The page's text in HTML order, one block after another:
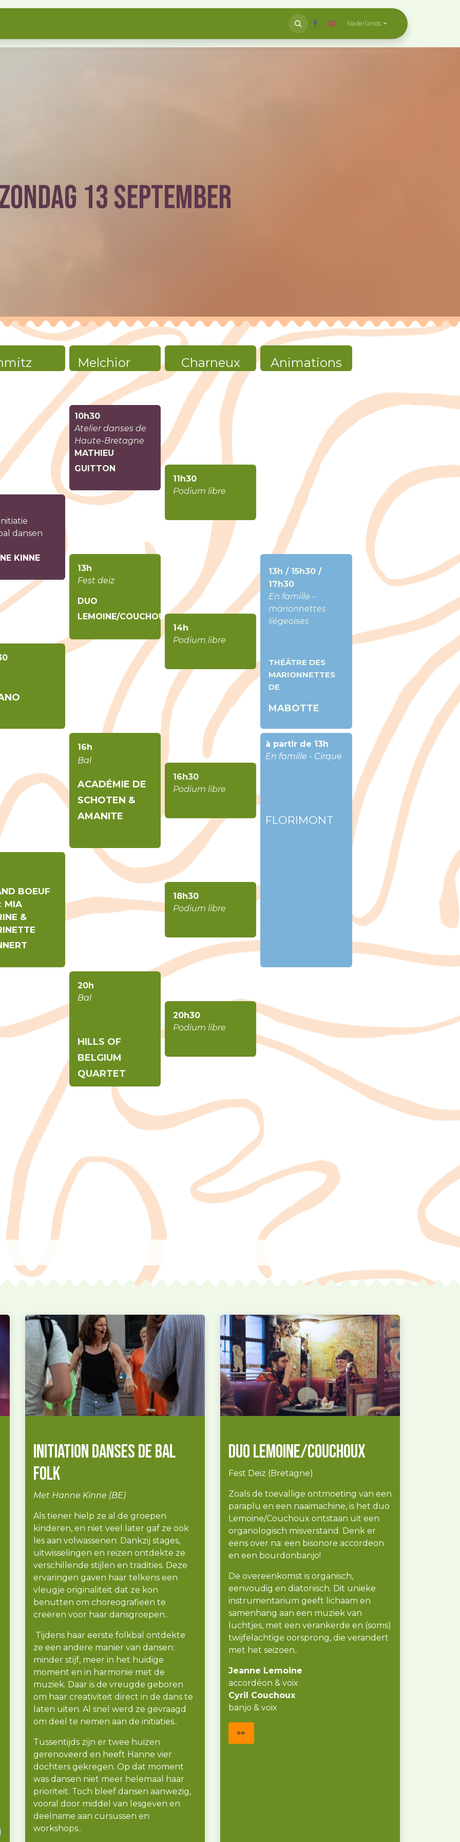
Nederlands
13 september
Melchior Charneux
Animations
13h / 15h30 /
17h30
En famille -
marionnettes
liégeoises
THÉÂTRE DES
MARIONNETTES
DE
MABOTTE
13h
Fest deiz
DUO
LEMOINE/COUCHOUX
16h
Bal
ACADÉMIE DE
SCHOTEN &
AMANITE
20h
Bal
HILLS OF
BELGIUM
QUARTET
BOEUF
MIA
&
20h30
Podium libre
à partir de 13h
En famille - Cirque
FLORIMONT
11h30
Podium libre
14h
Podium libre
16h30
Podium libre
18h30
Podium libre
dansen
KINNE
10h30
Atelier danses de
Haute-Bretagne
MATHIEU
GUITTON
Initiation danses de bal
folk
Met Hanne Kinne (BE)
Als tiener hielp ze al de groepen
kinderen, en niet veel later gaf ze ook
les aan volwassenen. Dankzij stages,
uitwisselingen en reizen ontdekte ze
verschillende stijlen en tradities. Deze
ervaringen gaven haar telkens een
vleugje originaliteit dat ze kon
benutten om choreografieën te
creëren voor haar dansgroepen.​​​​.
Tijdens haar eerste folkbal ontdekte
ze een andere manier van dansen:
minder stijf, meer in het huidige
moment en in harmonie met de
muziek. Daar is de vreugde geboren
om haar creativiteit direct in de dans te
laten uiten. Al snel werd ze gevraagd
om deel te nemen aan de initiaties..
Tussentijds zijn er twee huizen
gerenoveerd en heeft Hanne vier
dochters gekregen. Op dat moment
was dansen niet meer helemaal haar
prioriteit. Toch bleef dansen aanwezig,
vooral door middel van lesgeven en
deelname aan cursussen en
workshops..
Duo Lemoine/couchoux
Fest Deiz (Bretagne)
Zoals de toevallige ontmoeting van een
paraplu en een naaimachine, is het duo
Lemoine/Couchoux ontstaan uit een
organologisch misverstand. Denk er
eens over na: een bisonore accordeon
en een bourdonbanjo!
De overeenkomst is organisch,
eenvoudig en diatonisch. Dit unieke
instrumentarium geeft lichaam en
samenhang aan een muziek van
luchtjes, met een verankerde en (soms)
twijfelachtige oorsprong, die verandert
met het seizoen..
Jeanne Lemoine
accordéon & voix
Cyril Couchoux
banjo & voix
👀